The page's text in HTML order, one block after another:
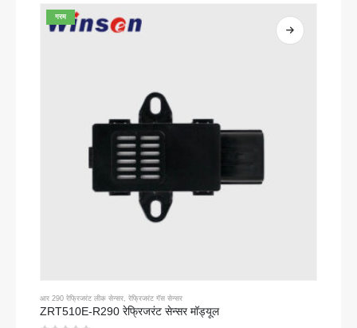
गरम
आर 290 रेफ्रिजरंट लीक सेन्सर रेफ्रिजरंट गॅस सेन्सर
ZRT510E-R290 रेफ्रिजरंट सेन्सर मॉड्यूल